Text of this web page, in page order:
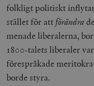
folkligt politiskt
stället för att förändra
menade liberalerna,
1800-talets liberaler
förespråkade
borde styra.